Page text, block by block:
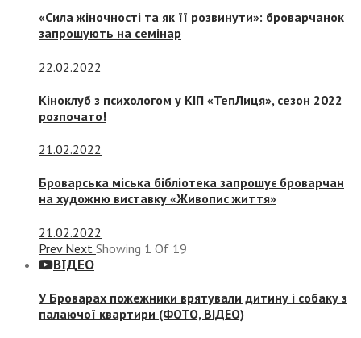
«Сила жіночності та як її розвинути»: броварчанок
запрошують на семінар
22.02.2022
Кіноклуб з психологом у КІП «ТепЛиця», сезон 2022
розпочато!
21.02.2022
Броварська міська бібліотека запрошує броварчан
на художню виставку «Живопис життя»
21.02.2022
Prev Next Showing 1 Of 19
ВІДЕО
У Броварах пожежники врятували дитину і собаку з
палаючої квартири (ФОТО, ВІДЕО)